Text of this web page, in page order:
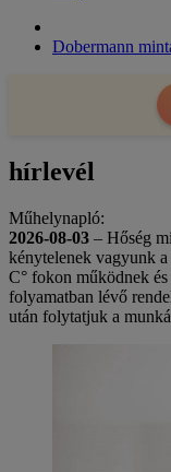
Dobermann
hírlevél
Műhelynapló:
2026-08-03 – Hőség
kénytelenek vagyunk
C° fokon működnek és
folyamatban lévő
után folytatjuk a